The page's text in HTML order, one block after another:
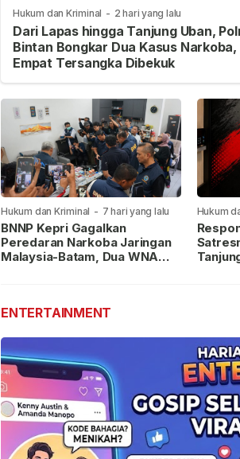
Hukum dan Kriminal - 2 hari yang lalu
Dari Lapas hingga Tanjung Uban,
Bintan Bongkar Dua Kasus Narkoba,
Empat Tersangka Dibekuk
Hukum dan Kriminal - 7 hari yang lalu
BNNP Kepri Gagalkan
Peredaran Narkoba Jaringan
Malaysia-Batam, Dua WNA
Hukum
lalu
ENTERTAINMENT